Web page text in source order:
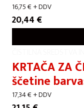
16,75€+ DDV
20,44 €
KRTAČA ZA
ščetine
17,34€+ DDV